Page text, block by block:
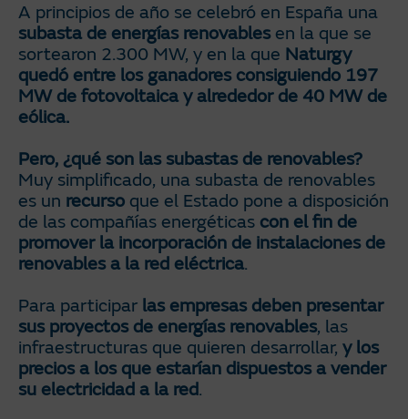
A principios de año se celebró en España una
subasta de energías renovablesen la que se
sortearon 2.300 MW, y en la que Naturgy
quedó entre los ganadores consiguiendo 197
MW de fotovoltaica y alrededor de 40 MW de
eólica.
Pero, ¿qué son las subastas de renovables?
Muy simplificado, una subasta de renovables
es un recurso que el Estado pone a disposición
de las compañías energéticas con el fin de
promover la incorporación de instalaciones de
renovables a la red eléctrica.
Para participar las empresas deben presentar
sus proyectos de energías renovables, las
infraestructuras que quieren desarrollar, y los
precios a los que estarían dispuestos a vender
su electricidad a la red.